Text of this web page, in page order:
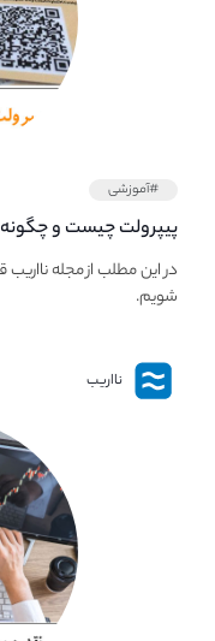
#آموزشی
پیپر‌ولت چیست و
PaperWallet
در این مطلب از مجله
شویم.
نااریب